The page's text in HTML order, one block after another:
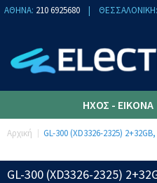
ΑΘΗΝΑ: 210 6925680 | ΘΕΣΣΑΛΟΝΙΚΗ:
ΉΧΟΣ - ΕΙΚΌΝΑ
Αρχική GL-300 (XD3326-2325)
GL-300 (XD3326-2325)